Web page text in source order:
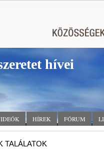
hívei
HÍREK FÓRUM
TALÁLATOK